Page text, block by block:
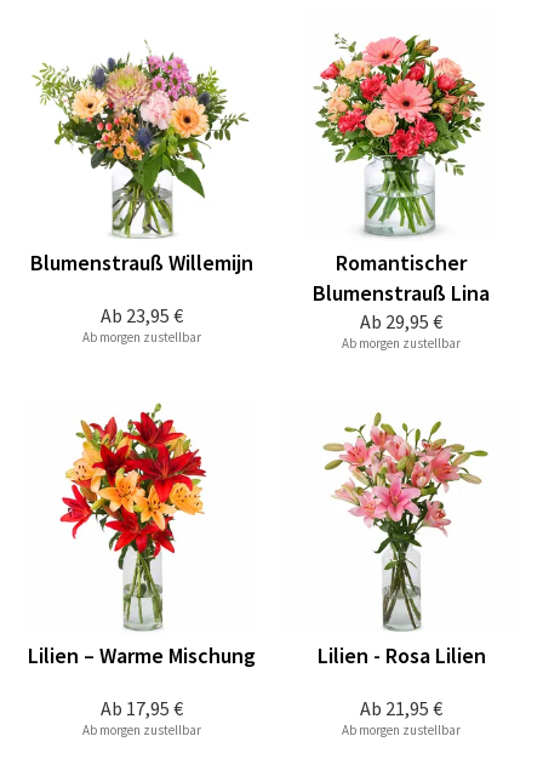
Ab 23,95 €
Blumenstrauß Willemijn
Ab morgen zustellbar
Ab 29,95 €
Romantischer
Blumenstrauß Lina
Ab morgen zustellbar
Ab 17,95 €
Lilien – Warme Mischung
Ab morgen zustellbar
Ab 21,95 €
Lilien - Rosa Lilien
Ab morgen zustellbar